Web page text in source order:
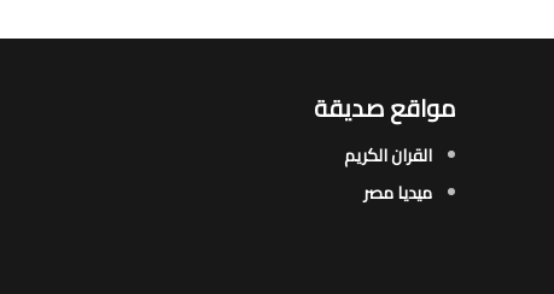
مواقع صديقة
القران الكريم
ميديا مصر